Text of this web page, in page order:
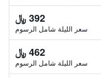
392 ﷼
سعر الليلة شامل الرسوم
462 ﷼
سعر الليلة شامل الرسوم